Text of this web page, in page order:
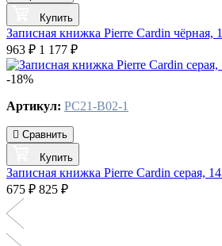
Купить
Записная книжка Pierre Cardin чёрная,
963 ₽ 1 177 ₽
-18%
Артикул: PC21-B02-1
Сравнить
Купить
Записная книжка Pierre Cardin серая,
675 ₽ 825 ₽